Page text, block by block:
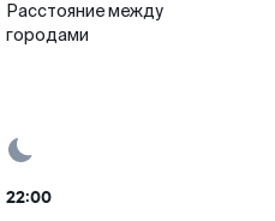
Расстояние между
городами
22:00